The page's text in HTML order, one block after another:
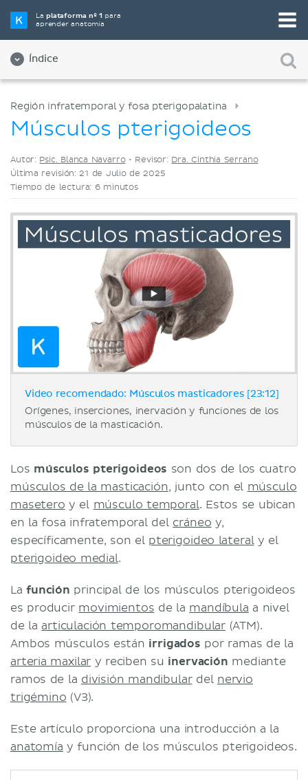
Laplataforma nº 1 para
aprender anatomía
Índice
Elige tu herramienta de estudio favorita
Videos
Región infratemporal y fosa pterigopalatina
Músculos pterigoideos
Autor: Psic. Blanca Navarro• Revisor: Dra. Cinthia Serrano
Última revisión: 21 de Julio de 2025
Tiempo de lectura: 6 minutos
Video recomendado: Músculos masticadores [23:12]
Orígenes, inserciones, inervación y funciones de los
músculos de la masticación.
Los músculos pterigoideos son dos de los cuatro
músculos de la masticación, junto con el músculo
masetero y el músculo temporal. Estos se ubican
en la fosa infratemporal del cráneo y,
específicamente, son el pterigoideo lateraly el
pterigoideo medial.
Lafunción principal de los músculos pterigoideos
es producir movimientos de la mandíbula a nivel
de la articulación temporomandibular (ATM).
Ambos músculos están irrigados por ramas de la
arteria maxilar y reciben su inervación mediante
ramos de la división mandibulardel nervio
trigémino (V3).
Este artículo proporciona una introducción a la
anatomía y función de los músculos pterigoideos.